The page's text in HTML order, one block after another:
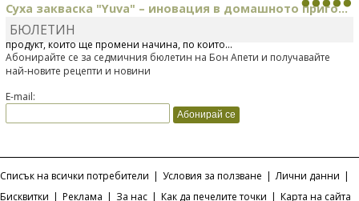
Суха закваска "Yuva" – иновация в домашното приго...
Отскоро Лесафр България стартира предлагането на изцяло нов
продукт, който ще промени начина, по който...
БЮЛЕТИН
Абонирайте се за седмичния бюлетин на Бон Апети и получавайте
най-новите рецепти и новини
E-mail:
Списък на всички потребители | Условия за ползване | Лични данни |
Бисквитки | Реклама | За нас | Как да печелите точки | Карта на сайта